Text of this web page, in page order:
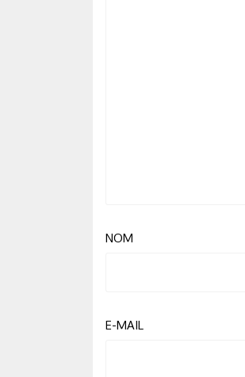
NOM
E-MAIL